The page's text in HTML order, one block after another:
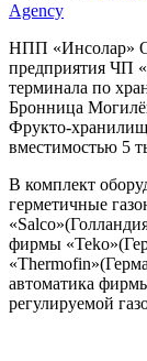
Agency
НПП «Инсолар»
предприятия ЧП
терминала по
Бронница
Фрукто-
вместимостью 5
В комплект
герметичные
фирмы
автоматика
регулируемой